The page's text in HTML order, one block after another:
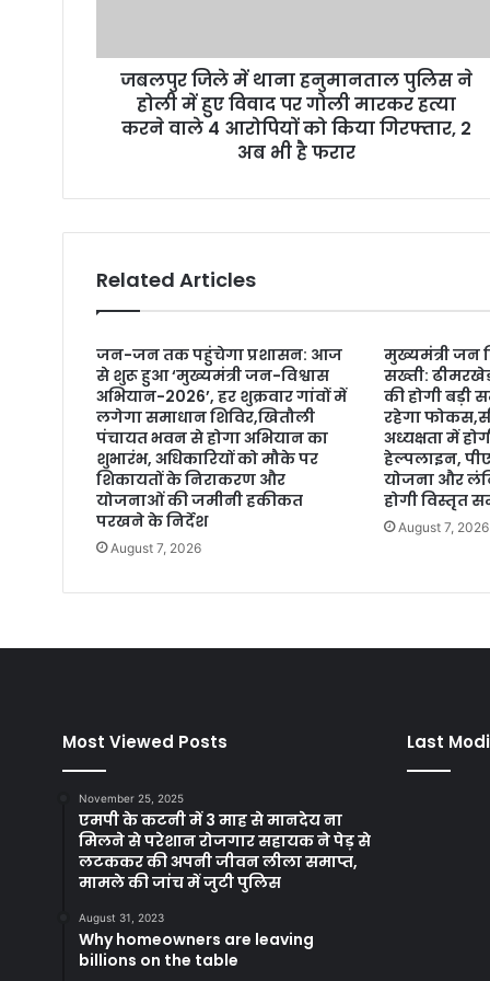
r
जबलपुर जिले में थाना हनुमानताल पुलिस ने
होली में हुए विवाद पर गोली मारकर हत्या
करने वाले 4 आरोपियों को किया गिरफ्तार, 2
अब भी है फरार
Related Articles
जन-जन तक पहुंचेगा प्रशासन: आज
से शुरू हुआ ‘मुख्यमंत्री जन-विश्वास
अभियान-2026’, हर शुक्रवार गांवों में
लगेगा समाधान शिविर,खितौली
पंचायत भवन से होगा अभियान का
शुभारंभ, अधिकारियों को मौके पर
शिकायतों के निराकरण और
योजनाओं की जमीनी हकीकत
परखने के निर्देश
August 7, 2026
मुख्यमंत्री जन
सख्ती:
की होगी बड़ी
रहेगा
अध्यक्षता में
हेल्पलाइन,
योजना और
होगी विस्तृत
August 7, 2026
Most Viewed Posts
November 25, 2025
एमपी के कटनी में 3 माह से मानदेय ना
मिलने से परेशान रोजगार सहायक ने पेड़ से
लटककर की अपनी जीवन लीला समाप्त,
मामले की जांच में जुटी पुलिस
August 31, 2023
Why homeowners are leaving
billions on the table
Last